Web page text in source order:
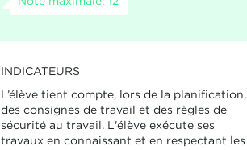
INDICATEURS
L’élève tient compte, lors de la planification,
des consignes de travail et des règles de
sécurité au travail. L'élève exécute ses
travaux en connaissant et en respectant les